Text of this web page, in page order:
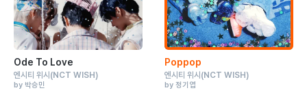
Ode To Love
엔시티 위시 (NCT WISH)
by 박승민
Poppop
엔시티 위시 (NCT WISH)
by 정기엽